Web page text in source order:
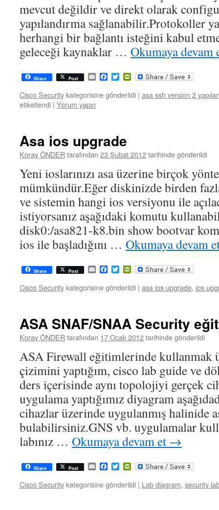
mevcut değildir ve direkt olarak
yapılandırma sağlanabilir.Protokoller
herhangi bir bağlantı isteğini kabul
geleceği kaynaklar … Okumaya devam
Share Post EmailFacebook
TwitterPrintFriendly
Cisco Security kategorisine gönderildi | asa ssh version 2
etiketlendi | Yorum yapın
Asa ios upgrade
Koray ÖNDERtarafından 23 Şubat 2012tarihinde gönderildi
Yeni ioslarınızı asa üzerine birçok
mümkündür.Eğer diskinizde birden
ve sistemin hangi ios versiyonu ile
istiyorsanız aşağıdaki komutu
disk0:/asa821-k8.bin show bootvar
ios ile başladığını … Okumaya devam
Share Post EmailFacebook
TwitterPrintFriendly
Cisco Security kategorisine gönderildi | asa ios upgrade, ios
ASA SNAF/SNAA Security
Koray ÖNDERtarafından 17 Ocak 2012tarihinde gönderildi
ASA Firewall eğitimlerinde kullanmak
çizimini yaptığım, cisco lab guide ve
ders içerisinde aynı topolojiyi gerçek
uygulama yaptığımız diyagram
cihazlar üzerinde uygulanmış halinide
bulabilirsiniz.GNS vb. uygulamalar
labınız … Okumaya devam et →
Share Post EmailFacebook
TwitterPrintFriendly
Cisco Security kategorisine gönderildi | Lab diagram, security